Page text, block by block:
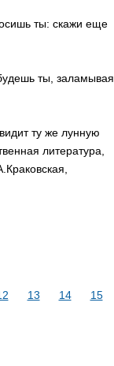
ты: скажи еще
ты, заламывая
ту же лунную
литература,
13 14
15